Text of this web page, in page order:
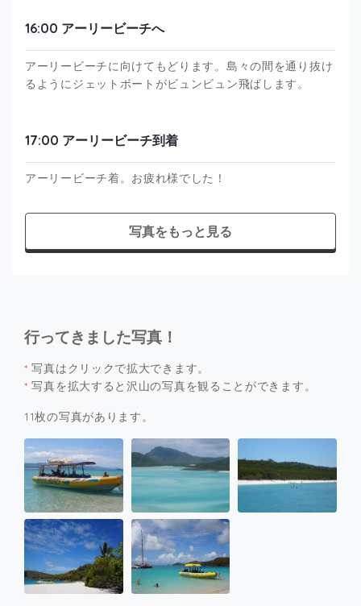
16:00 アーリービーチへ
アーリービーチに向けてもどります。島々の間を通り抜け
るようにジェットボートがビュンビュン飛ばします。
17:00 アーリービーチ到着
アーリービーチ着。お疲れ様でした！
写真をもっと見る
行ってきました写真！
* 写真はクリックで拡大できます。
* 写真を拡大すると沢山の写真を観ることができます。
11枚の写真があります。